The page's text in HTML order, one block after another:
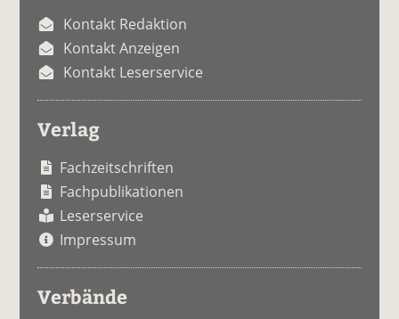
Kontakt Redaktion
Kontakt Anzeigen
Kontakt Leserservice
Verlag
Fachzeitschriften
Fachpublikationen
Leserservice
Impressum
Verbände